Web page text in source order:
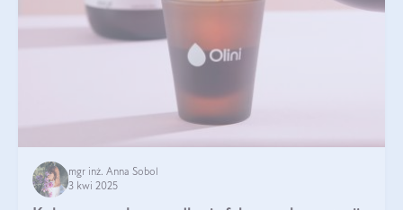
mgr inż. Anna Sobol
3 kwi 2025